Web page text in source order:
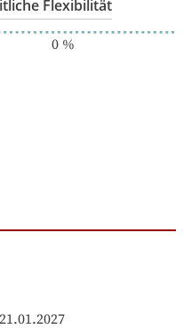
Flexibilität
0%
21.01.2027